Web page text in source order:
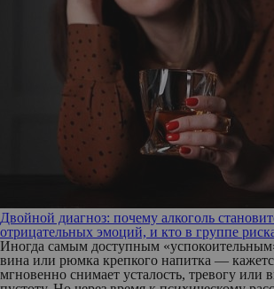
Двойной диагноз: почему алкоголь
отрицательных эмоций, и кто в группе
Иногда самым доступным
вина или рюмка крепкого напитка —
мгновенно снимает усталость, тревогу или